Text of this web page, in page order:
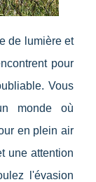
de lumière et
pour
Vous
monde où
en plein air
une attention
l'évasion